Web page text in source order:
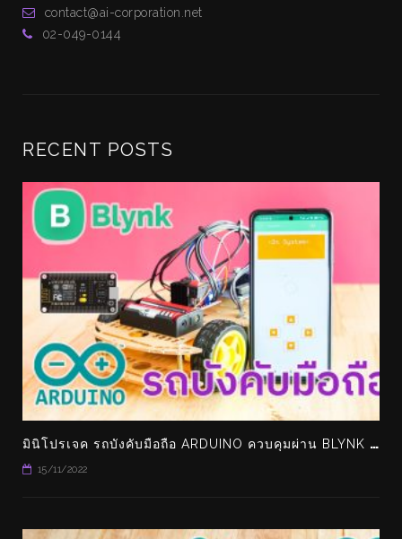
contact@ai-corporation.net
02-049-0144
RECENT POSTS
ม
ินิโปรเจค รถบังคับมือถือ ARDUINO ควบคุมผ่าน BLYNK ทำเล่นเองได้ง่ายๆ
15/11/2022